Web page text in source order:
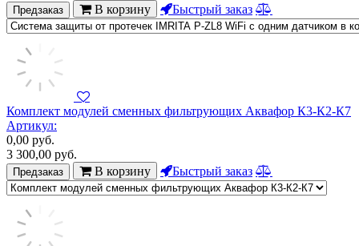
Предзаказ В корзину Быстрый заказ
Комплект модулей сменных фильтрующих Аквафор К3-К2-К7
Артикул:
0,00 руб.
3 300,00 руб.
Предзаказ В корзину Быстрый заказ